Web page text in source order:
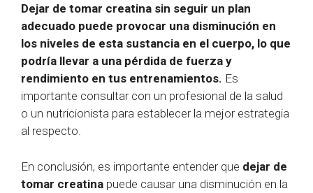
Dejar de tomar creatina sin seguir un plan
adecuado puede provocar una disminución en
los niveles de esta sustancia en el cuerpo, lo que
podría llevar a una pérdida de fuerza y
rendimiento en tus entrenamientos. Es
importante consultar con un profesional de la salud
o un nutricionista para establecer la mejor estrategia
al respecto.
En conclusión, es importante entender que dejar de
tomar creatina puede causar una disminución en la